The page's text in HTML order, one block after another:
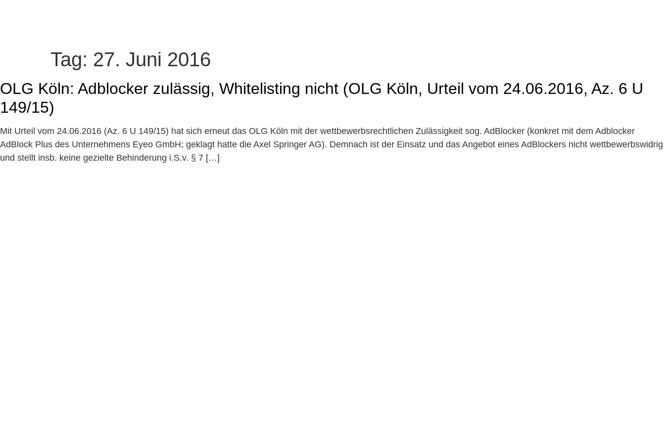
Tag: 27. Juni 2016
OLG Köln: Adblocker zulässig, Whitelisting nicht (OLG Köln, Urteil vom 24.06.2016, Az. 6 U
149/15)
Mit Urteil vom 24.06.2016 (Az. 6 U 149/15) hat sich erneut das OLG Köln mit der wettbewerbsrechtlichen Zulässigkeit sog. AdBlocker (konkret mit dem Adblocker
AdBlock Plus des Unternehmens Eyeo GmbH; geklagt hatte die Axel Springer AG). Demnach ist der Einsatz und das Angebot eines AdBlockers nicht wettbewerbswidrig
und stellt insb. keine gezielte Behinderung i.S.v. § 7 […]